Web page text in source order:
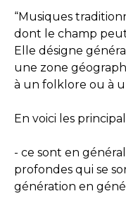
“Musiques
dont le champ peut
Elle désigne
une zone
à un folklore ou à
En voici les
- ce sont en
profondes qui se
génération en